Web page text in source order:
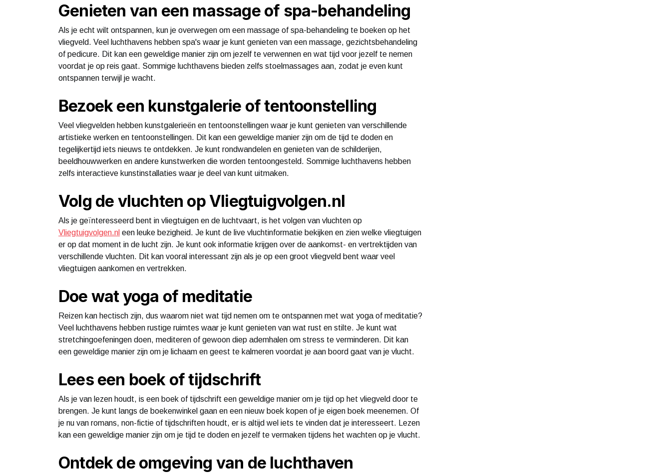
Genieten van een massage of spa-behandeling
Als je echt wilt ontspannen, kun je overwegen om een ​​massage of spa-behandeling te boeken op het
vliegveld. Veel luchthavens hebben spa's waar je kunt genieten van een massage, gezichtsbehandeling
of pedicure. Dit kan een geweldige manier zijn om jezelf te verwennen en wat tijd voor jezelf te nemen
voordat je op reis gaat. Sommige luchthavens bieden zelfs stoelmassages aan, zodat je even kunt
ontspannen terwijl je wacht.
Bezoek een kunstgalerie of tentoonstelling
Veel vliegvelden hebben kunstgalerieën en tentoonstellingen waar je kunt genieten van verschillende
artistieke werken en tentoonstellingen. Dit kan een geweldige manier zijn om de tijd te doden en
tegelijkertijd iets nieuws te ontdekken. Je kunt rondwandelen en genieten van de schilderijen,
beeldhouwwerken en andere kunstwerken die worden tentoongesteld. Sommige luchthavens hebben
zelfs interactieve kunstinstallaties waar je deel van kunt uitmaken.
Volg de vluchten op Vliegtuigvolgen.nl
Als je geïnteresseerd bent in vliegtuigen en de luchtvaart, is het volgen van vluchten op
Vliegtuigvolgen.nl een leuke bezigheid. Je kunt de live vluchtinformatie bekijken en zien welke vliegtuigen
er op dat moment in de lucht zijn. Je kunt ook informatie krijgen over de aankomst- en vertrektijden van
verschillende vluchten. Dit kan vooral interessant zijn als je op een groot vliegveld bent waar veel
vliegtuigen aankomen en vertrekken.
Doe wat yoga of meditatie
Reizen kan hectisch zijn, dus waarom niet wat tijd nemen om te ontspannen met wat yoga of meditatie?
Veel luchthavens hebben rustige ruimtes waar je kunt genieten van wat rust en stilte. Je kunt wat
stretchingoefeningen doen, mediteren of gewoon diep ademhalen om stress te verminderen. Dit kan
een geweldige manier zijn om je lichaam en geest te kalmeren voordat je aan boord gaat van je vlucht.
Lees een boek of tijdschrift
Als je van lezen houdt, is een boek of tijdschrift een geweldige manier om je tijd op het vliegveld door te
brengen. Je kunt langs de boekenwinkel gaan en een nieuw boek kopen of je eigen boek meenemen. Of
je nu van romans, non-fictie of tijdschriften houdt, er is altijd wel iets te vinden dat je interesseert. Lezen
kan een geweldige manier zijn om je tijd te doden en jezelf te vermaken tijdens het wachten op je vlucht.
Ontdek de omgeving van de luchthaven